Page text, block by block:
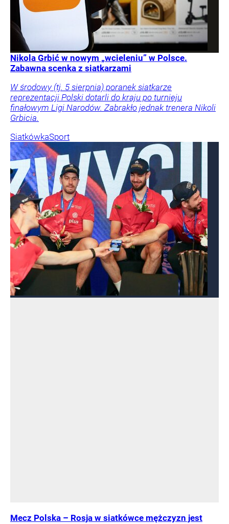
Nikola Grbić w nowym „wcieleniu” w Polsce.
Zabawna scenka z siatkarzami
W środowy (tj. 5 sierpnia) poranek siatkarze
reprezentacji Polski dotarli do kraju po turnieju
finałowym Ligi Narodów. Zabrakło jednak trenera Nikoli
Grbicia.
SiatkówkaSport
Mecz Polska – Rosja w siatkówce mężczyzn jest